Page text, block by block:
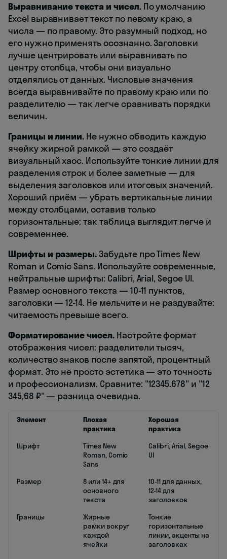
Выравнивание текста и чисел.По умолчанию
Excel выравнивает текст по левому краю, а
числа — по правому. Это разумный подход, но
его нужно применять осознанно. Заголовки
лучше центрировать или выравнивать по
центру столбца, чтобы они визуально
отделялись от данных. Числовые значения
всегда выравнивайте по правому краю или по
разделителю — так легче сравнивать порядки
величин.
Границы и линии. Не нужно обводить каждую
ячейку жирной рамкой — это создаёт
визуальный хаос. Используйте тонкие линии для
разделения строк и более заметные — для
выделения заголовков или итоговых значений.
Хороший приём — убрать вертикальные линии
между столбцами, оставив только
горизонтальные: так таблица выглядит легче и
современнее.
Шрифты и размеры. Забудьте про Times New
Roman и Comic Sans. Используйте современные,
нейтральные шрифты: Calibri, Arial, Segoe UI.
Размер основного текста — 10-11 пунктов,
заголовки — 12-14. Не мельчите и не раздувайте:
читаемость превыше всего.
Форматирование чисел.Настройте формат
отображения чисел: разделители тысяч,
количество знаков после запятой, процентный
формат. Это не просто эстетика — это точность
и профессионализм. Сравните: "12345.678" и "12
345,68 ₽" — разница очевидна.
Элемент
Плохая
практика
Хорошая
практика
Шрифт
Times New
Roman, Comic
Sans
Calibri, Arial, Segoe
UI
Размер
8 или 14+ для
основного
текста
10-11 для данных,
12-14 для
заголовков
Границы
Жирные
рамки вокруг
каждой
ячейки
Тонкие
горизонтальные
линии, акценты на
заголовках